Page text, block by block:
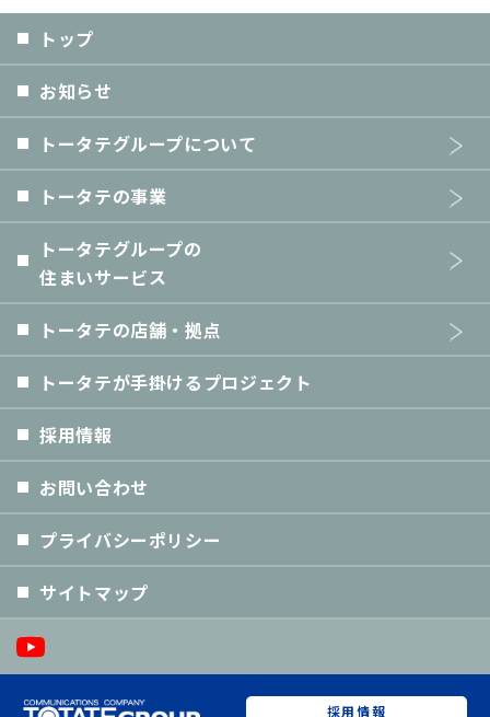
トップ
お知らせ
トータテグループについて
トータテの事業
トータテグループの
住まいサービス
トータテの店舗・拠点
トータテが手掛けるプロジェクト
採用情報
お問い合わせ
プライバシーポリシー
サイトマップ
採用情報